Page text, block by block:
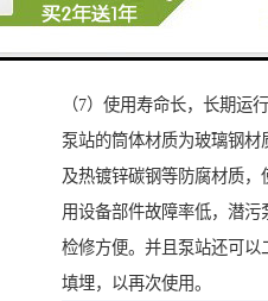
建施工周期和成本费用。
（7）使用寿命长，长期运
泵站的筒体材质为玻璃钢材
及热镀锌碳钢等防腐材质
用设备部件故障率低，潜污
检修方便。并且泵站还可
填埋，以再次使用。